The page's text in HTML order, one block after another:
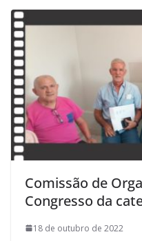
Comissão de
Congresso da
18 de outubro de 2022